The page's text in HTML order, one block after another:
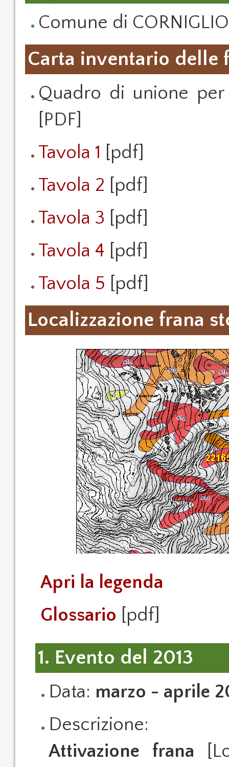
Comune di
Carta inventario delle
Quadro di unione
[PDF]
Tavola 1 [pdf]
Tavola 2 [pdf]
Tavola 3 [pdf]
Tavola 4 [pdf]
Tavola 5 [pdf]
Localizzazione frana
Apri la legenda
Glossario [pdf]
1. Evento del 2013
Data: marzo - aprile
Descrizione:
Attivazione frana